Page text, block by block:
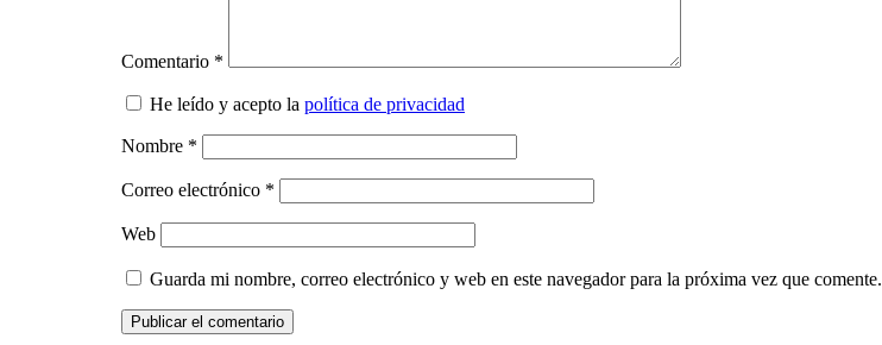
Comentario *
He leído y acepto la política de privacidad
Nombre *
Correo electrónico *
Web
Guarda mi nombre, correo electrónico y web en este navegador para la próxima vez que comente.